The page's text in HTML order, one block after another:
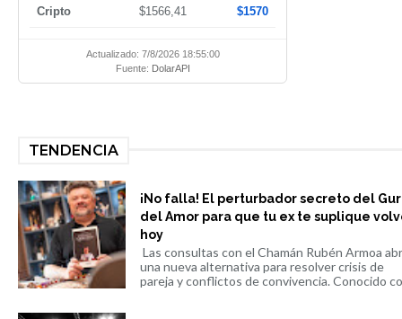
Cripto $1566,41 $1570
Actualizado: 7/8/2026 18:55:00
Fuente: DolarAPI
TENDENCIA
¡No falla! El perturbador secreto del
del Amor para que tu ex te suplique
hoy
Las consultas con el Chamán Rubén Armoa
una nueva alternativa para resolver crisis de
pareja y conflictos de convivencia. Conocido